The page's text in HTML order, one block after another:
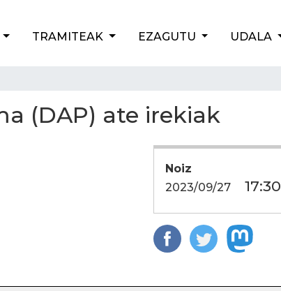
TRAMITEAK EZAGUTU UDALA
(DAP) ate irekiak
Noiz
2023/09/27
17:30